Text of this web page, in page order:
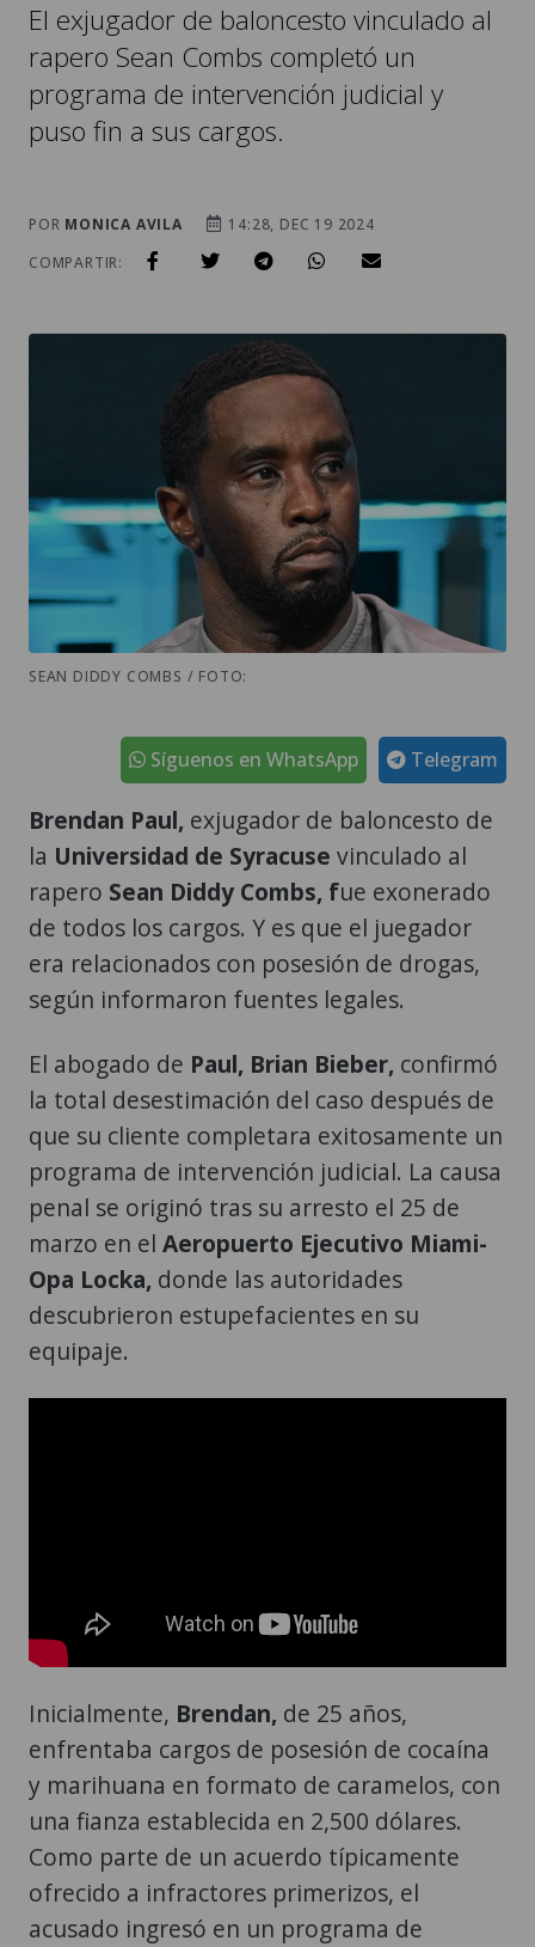
El exjugador de baloncesto vinculado al
rapero Sean Combs completó un
programa de intervención judicial y
puso fin a sus cargos.
POR MONICA AVILA
14:28, DEC 19 2024
COMPARTIR:
SEAN DIDDY COMBS / FOTO:
Telegram
Síguenos en WhatsApp
Brendan Paul, exjugador de baloncesto de
la Universidad de Syracuse vinculado al
rapero Sean Diddy Combs, fue exonerado
de todos los cargos. Y es que el juegador
era relacionados con posesión de drogas,
según informaron fuentes legales.
El abogado de Paul, Brian Bieber, confirmó
la total desestimación del caso después de
que su cliente completara exitosamente un
programa de intervención judicial. La causa
penal se originó tras su arresto el 25 de
marzo en el Aeropuerto Ejecutivo Miami-
Opa Locka, donde las autoridades
descubrieron estupefacientes en su
equipaje.
Inicialmente, Brendan, de 25 años,
enfrentaba cargos de posesión de cocaína
y marihuana en formato de caramelos, con
una fianza establecida en 2,500 dólares.
Como parte de un acuerdo típicamente
ofrecido a infractores primerizos, el
acusado ingresó en un programa de